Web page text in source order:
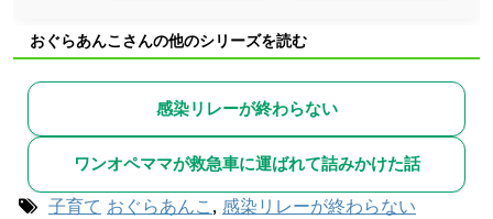
おぐらあんこさんの他のシリーズを読む
感染リレーが終わらない
ワンオペママが救急車に運ばれて詰みかけた話
子育て おぐらあんこ , 感染リレーが終わらない